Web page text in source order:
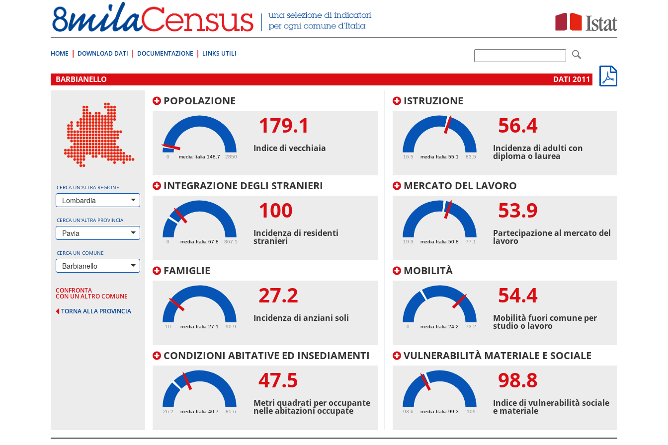
direttamente
a:
Contenuto
HOME DOWNLOAD DATI DOCUMENTAZIONE LINKS UTILI
.
BARBIANELLO DATI 2011
CERCA UN'ALTRA REGIONE
Lombardia
CERCA UN'ALTRA PROVINCIA
Pavia
CERCA UN COMUNE
Barbianello
CONFRONTA
CON UN ALTRO COMUNE
TORNA ALLA PROVINCIA
POPOLAZIONE
media Italia 148.7
0 2850
179.1
Indice di vecchiaia
INTEGRAZIONE DEGLI STRANIERI
media Italia 67.8
0 367.1
100
Incidenza di residenti
stranieri
FAMIGLIE
media Italia 27.1
10 90.9
27.2
Incidenza di anziani soli
CONDIZIONI ABITATIVE ED INSEDIAMENTI
media Italia 40.7
26.2 85.6
47.5
Metri quadrati per occupante
nelle abitazioni occupate
ISTRUZIONE
media Italia 55.1
16.5 83.5
56.4
Incidenza di adulti con
diploma o laurea
MERCATO DEL LAVORO
media Italia 50.8
19.3 77.1
53.9
Partecipazione al mercato del
lavoro
MOBILITÀ
media Italia 24.2
0 73.2
54.4
Mobilità fuori comune per
studio o lavoro
VULNERABILITÀ MATERIALE E SOCIALE
media Italia 99.3
93.6 109
98.8
Indice di vulnerabilità sociale
e materiale